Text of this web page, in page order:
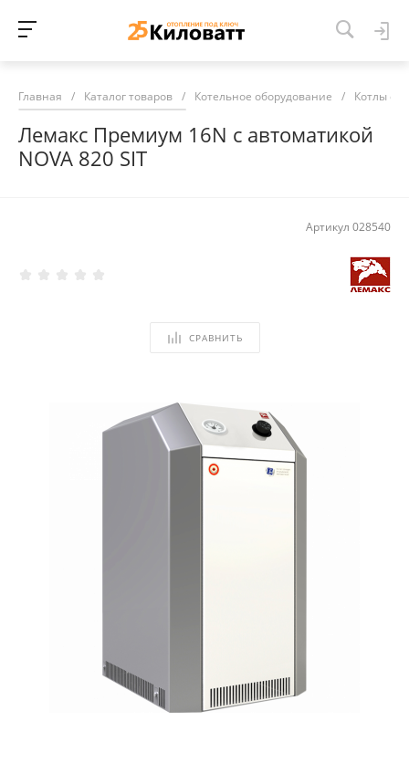
Главная / Каталог товаров / Котельное оборудование / Котлы
Лемакс Премиум 16N с автоматикой
NOVA 820 SIT
Артикул 028540
СРАВНИТЬ